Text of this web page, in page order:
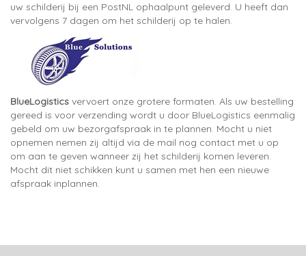
uw schilderij bij een PostNL ophaalpunt geleverd. U heeft dan
vervolgens 7 dagen om het schilderij op te halen.
BlueLogistics vervoert onze grotere formaten. Als uw bestelling
gereed is voor verzending wordt u door BlueLogistics eenmalig
gebeld om uw bezorgafspraak in te plannen. Mocht u niet
opnemen nemen zij altijd via de mail nog contact met u op
om aan te geven wanneer zij het schilderij komen leveren.
Mocht dit niet schikken kunt u samen met hen een nieuwe
afspraak inplannen.